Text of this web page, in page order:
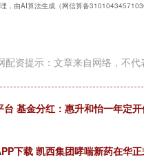
，由AI算法生成（网信算备
配资提示：文章来自网络，不代
台 基金分红：惠升和怡一年定
下载 凯西集团哮喘新药在华